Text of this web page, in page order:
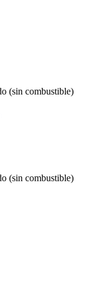
(sin combustible)
(sin combustible)